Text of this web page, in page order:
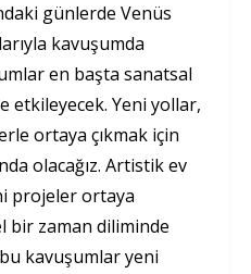
günlerde Venüs
kavuşumda
en başta sanatsal
etkileyecek. Yeni yollar,
ortaya çıkmak için
olacağız. Artistik ev
projeler ortaya
bir zaman diliminde
kavuşumlar yeni